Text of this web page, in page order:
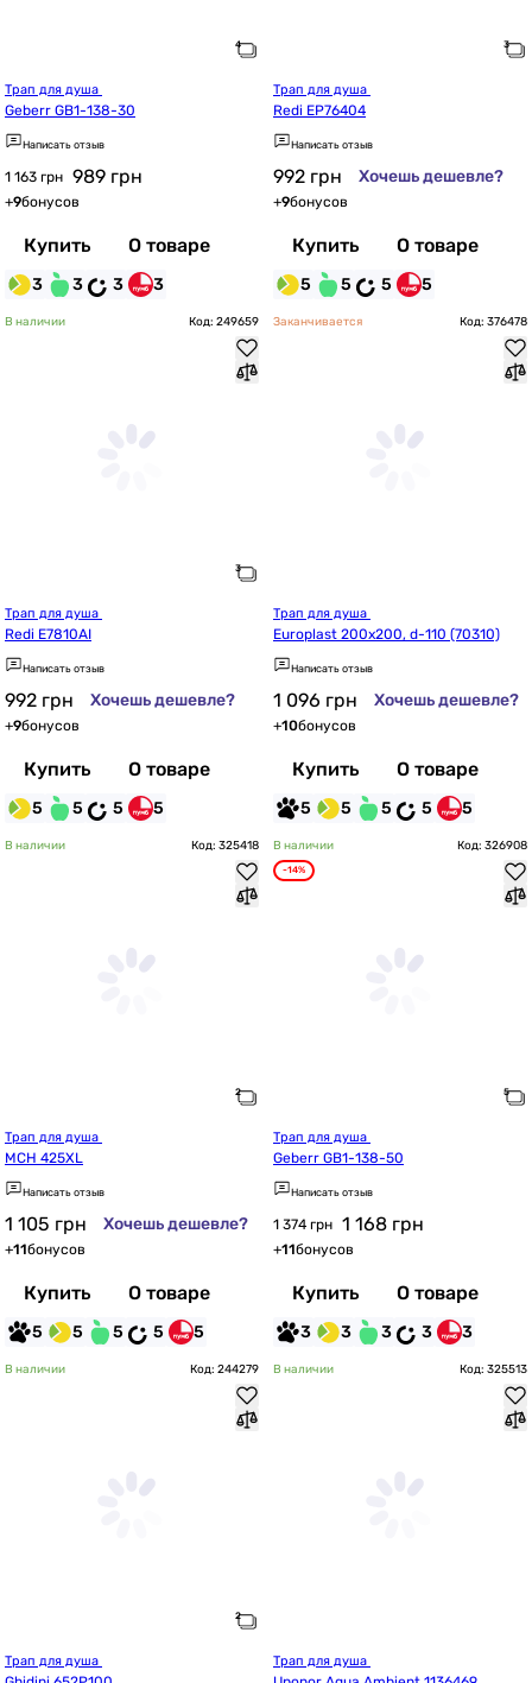
Geberr GB1-138-30
Написать отзыв
1 163 грн 989 грн
+9бонусов
Купить О товаре
3 3 3 3
Redi EP76404
Написать отзыв
992 грн Хочешь дешевле?
+9бонусов
Купить О товаре
5 5 5 5
В наличии Код: 249659
Redi E7810AI
Написать отзыв
992 грн Хочешь дешевле?
+9бонусов
Купить О товаре
5 5 5 5
Заканчивается Код: 376478
Europlast 200x200, d-110 (70310)
Написать отзыв
1 096 грн Хочешь дешевле?
+10бонусов
Купить О товаре
5 5 5 5 5
В наличии Код: 325418
MCH 425XL
Написать отзыв
1 105 грн Хочешь дешевле?
+11бонусов
Купить О товаре
5 5 5 5 5
В наличии Код: 326908
-14%
Geberr GB1-138-50
Написать отзыв
1 374 грн 1 168 грн
+11бонусов
Купить О товаре
3 3 3 3 3
В наличии Код: 244279 В наличии Код: 325513